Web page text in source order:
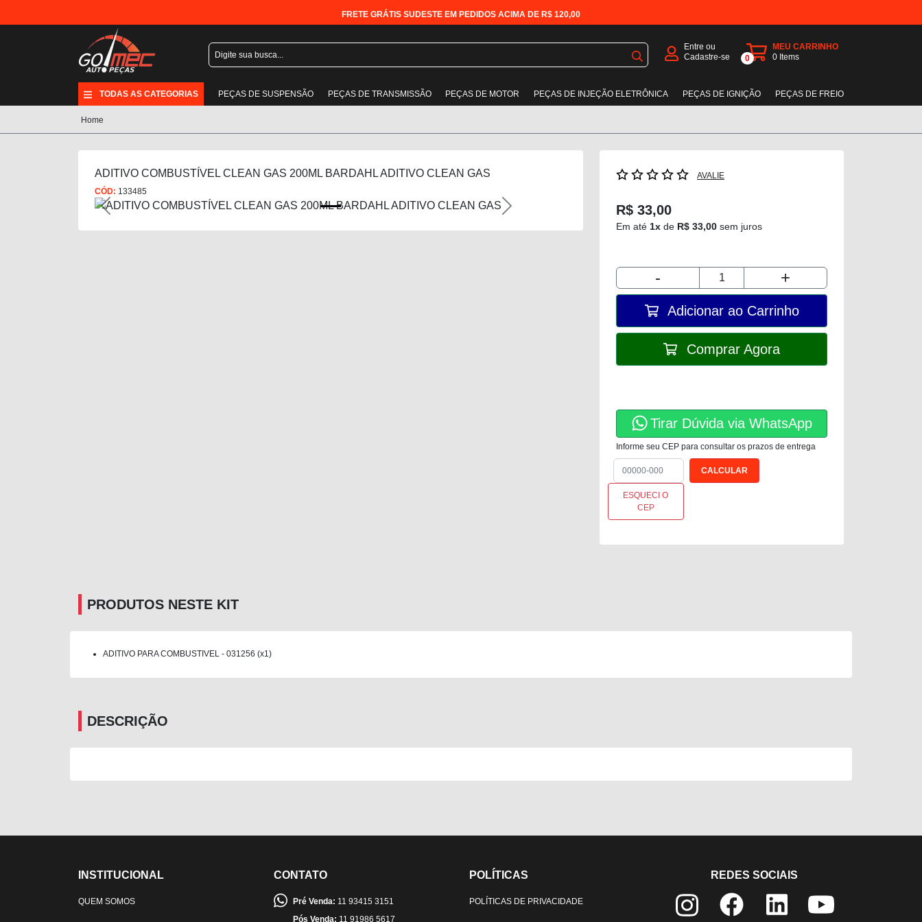
FRETE GRÁTIS SUDESTE EM PEDIDOS ACIMA DE R$ 120,00
Entre ou
Cadastre-se
0
MEU CARRINHO
0 Items
TODAS AS CATEGORIAS PEÇAS DE SUSPENSÃO PEÇAS DE TRANSMISSÃO PEÇAS DE MOTOR PEÇAS DE INJEÇÃO ELETRÔNICA PEÇAS DE IGNIÇÃO PEÇAS DE FREIO
Home
ADITIVO COMBUSTÍVEL CLEAN GAS 200ML BARDAHL ADITIVO CLEAN GAS
CÓD: 133485
Previous Next
AVALIE
R$ 33,00
Em até 1x de R$ 33,00 sem juros
- +
Adicionar ao Carrinho
Comprar Agora
Tirar Dúvida via WhatsApp
Informe seu CEP para consultar os prazos de entrega
ESQUECI O
CEP
PRODUTOS NESTE KIT
ADITIVO PARA COMBUSTIVEL - 031256 (x1)
DESCRIÇÃO
INSTITUCIONAL
QUEM SOMOS
CONTATO
Pré Venda: 11 93415 3151
Pós Venda: 11 91986 5617
POLÍTICAS
POLÍTICAS DE PRIVACIDADE
REDES SOCIAIS